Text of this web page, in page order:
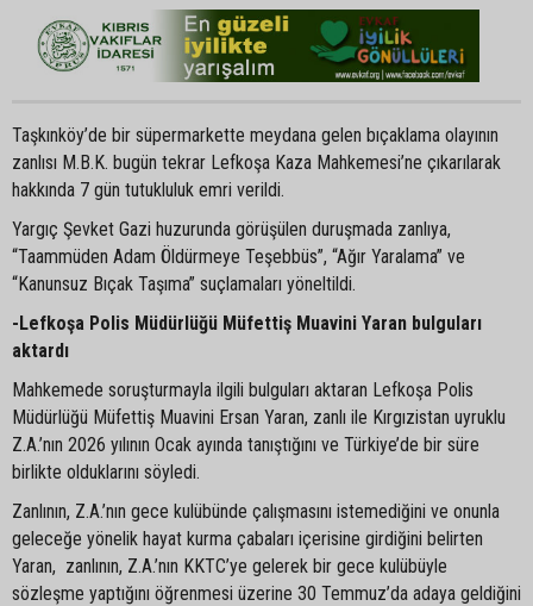
Taşkınköy’de bir süpermarkette meydana gelen bıçaklama olayının
zanlısı M.B.K. bugün tekrar Lefkoşa Kaza Mahkemesi’ne çıkarılarak
hakkında 7 gün tutukluluk emri verildi.
Yargıç Şevket Gazi huzurunda görüşülen duruşmada zanlıya,
“Taammüden Adam Öldürmeye Teşebbüs”, “Ağır Yaralama” ve
“Kanunsuz Bıçak Taşıma” suçlamaları yöneltildi.
-Lefkoşa Polis Müdürlüğü Müfettiş Muavini Yaran bulguları
aktardı
Mahkemede soruşturmayla ilgili bulguları aktaran Lefkoşa Polis
Müdürlüğü Müfettiş Muavini Ersan Yaran, zanlı ile Kırgızistan uyruklu
Z.A.’nın 2026 yılının Ocak ayında tanıştığını ve Türkiye’de bir süre
birlikte olduklarını söyledi.
Zanlının, Z.A.’nın gece kulübünde çalışmasını istemediğini ve onunla
geleceğe yönelik hayat kurma çabaları içerisine girdiğini belirten
Yaran, zanlının, Z.A.’nın KKTC’ye gelerek bir gece kulübüyle
sözleşme yaptığını öğrenmesi üzerine 30 Temmuz’da adaya geldiğini